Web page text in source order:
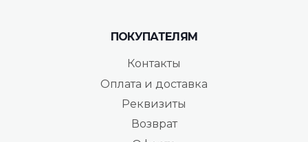
ПОКУПАТЕЛЯМ
Контакты
Оплата и доставка
Реквизиты
Возврат